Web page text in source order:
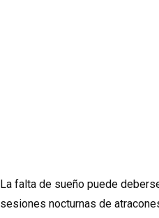
La falta de sueño puede
sesiones nocturnas de